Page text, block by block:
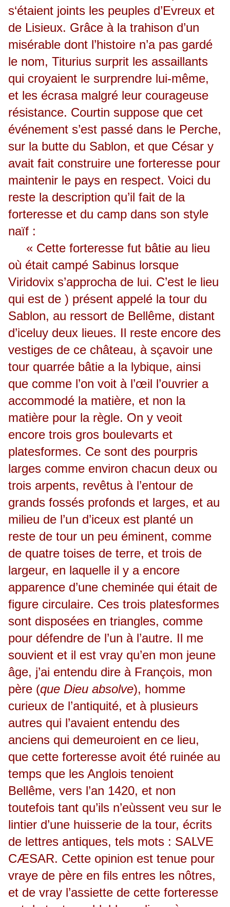
s‘étaient joints les peuples d’Evreux et
de Lisieux. Grâce à la trahison d’un
misérable dont l’histoire n’a pas gardé
le nom, Titurius surprit les assaillants
qui croyaient le surprendre lui-même,
et les écrasa malgré leur courageuse
résistance. Courtin suppose que cet
événement s’est passé dans le Perche,
sur la butte du Sablon, et que César y
avait fait construire une forteresse pour
maintenir le pays en respect. Voici du
reste la description qu’il fait de la
forteresse et du camp dans son style
naïf :
« Cette forteresse fut bâtie au lieu
où était campé Sabinus lorsque
Viridovix s’approcha de lui. C’est le lieu
qui est de ) présent appelé la tour du
Sablon, au ressort de Bellême, distant
d’iceluy deux lieues. Il reste encore des
vestiges de ce château, à sçavoir une
tour quarrée bâtie a la lybique, ainsi
que comme l’on voit à l’œil l’ouvrier a
accommodé la matière, et non la
matière pour la règle. On y veoit
encore trois gros boulevarts et
platesformes. Ce sont des pourpris
larges comme environ chacun deux ou
trois arpents, revêtus à l’entour de
grands fossés profonds et larges, et au
milieu de l’un d’iceux est planté un
reste de tour un peu éminent, comme
de quatre toises de terre, et trois de
largeur, en laquelle il y a encore
apparence d’une cheminée qui était de
figure circulaire. Ces trois platesformes
sont disposées en triangles, comme
pour défendre de l’un à l’autre. Il me
souvient et il est vray qu’en mon jeune
âge, j’ai entendu dire à François, mon
père (que Dieu absolve), homme
curieux de l’antiquité, et à plusieurs
autres qui l’avaient entendu des
anciens qui demeuroient en ce lieu,
que cette forteresse avoit été ruinée au
temps que les Anglois tenoient
Bellême, vers l’an 1420, et non
toutefois tant qu’ils n’eùssent veu sur le
lintier d’une huisserie de la tour, écrits
de lettres antiques, tels mots : SALVE
CÆSAR. Cette opinion est tenue pour
vraye de père en fils entres les nôtres,
et de vray l’assiette de cette forteresse